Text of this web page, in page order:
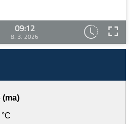
09:12
8. 3. 2026
(ma)